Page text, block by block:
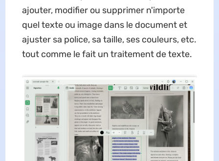
ajouter, modifier ou supprimer n'importe
quel texte ou image dans le document et
ajuster sa police, sa taille, ses couleurs, etc.
tout comme le fait un traitement de texte.